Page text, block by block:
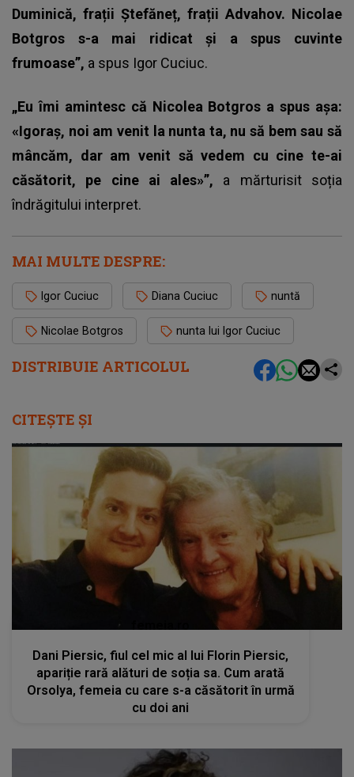
DISTRIBUIE ARTICOLUL
Duminică, frații Ștefăneț, frații Advahov. Nicolae
Botgros s-a mai ridicat și a spus cuvinte
frumoase”, a spus Igor Cuciuc.
„Eu îmi amintesc că Nicolea Botgros a spus așa:
«Igoraș, noi am venit la nunta ta, nu să bem sau să
mâncăm, dar am venit să vedem cu cine te-ai
căsătorit, pe cine ai ales»”, a mărturisit soția
îndrăgitului interpret.
MAI MULTE DESPRE:
Igor Cuciuc Diana Cuciuc nuntă
Nicolae Botgros nunta lui Igor Cuciuc
CITEȘTE ȘI
Dani Piersic, fiul cel mic al lui Florin Piersic,
apariție rară alături de soția sa. Cum arată
Orsolya, femeia cu care s-a căsătorit în urmă
cu doi ani